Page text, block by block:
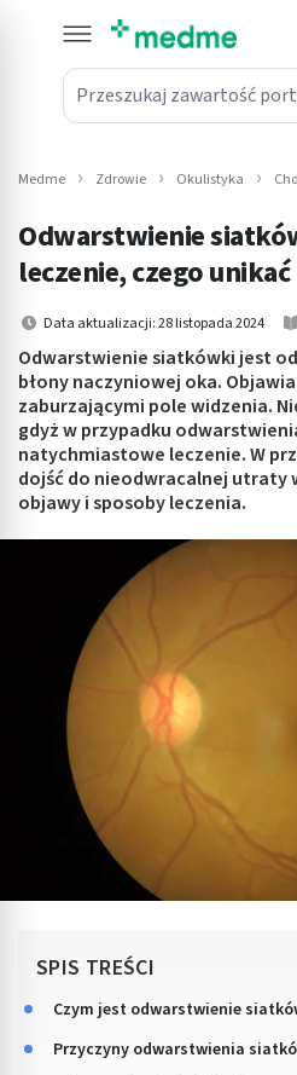
Przeszukaj zawartość portalu
submenu: Leki na receptę
submenu: Mama i dziecko
submenu: Kosmetyki
submenu: Higiena
submenu: Sprzęt medyczny
submenu: Intymne
Medme Zdrowie Okulistyka
Odwarstwienie
leczenie, czego unikać
Data aktualizacji: 28 listopada 2024
Odwarstwienie siatkówki jest
błony naczyniowej oka.
zaburzającymi pole widzenia.
gdyż w przypadku
natychmiastowe leczenie. W
dojść do nieodwracalnej utraty
objawy i sposoby leczenia.
SPIS TREŚCI
Czym jest odwarstwienie
Przyczyny odwarstwienia